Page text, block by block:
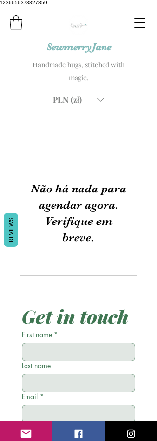
1236656373827859
SewmerryJane
Handmade hugs, stitched with
magic.
PLN (zł)
Não há nada para
agendar agora.
Verifique em
breve.
Get in touch
First name *
Last name
Email *
Phone
REVIEWS